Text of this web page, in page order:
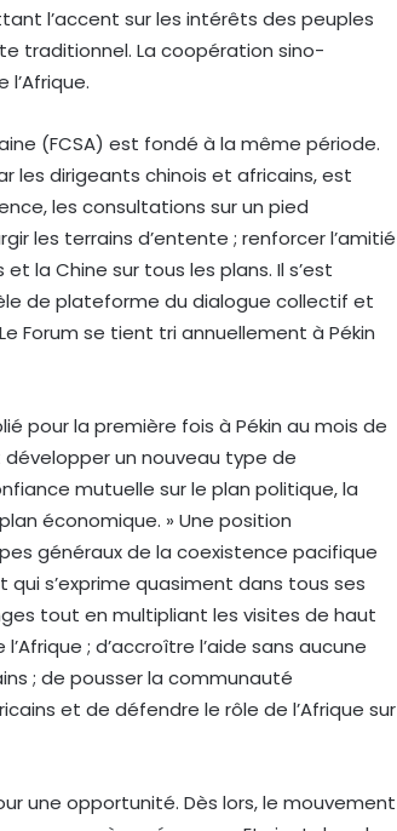
l’accent sur les intérêts des peuples
traditionnel. La coopération sino-
(FCSA) est fondé à la même période.
les dirigeants chinois et africains, est
les consultations sur un pied
les terrains d’entente ; renforcer l’amitié
la Chine sur tous les plans. Il s’est
de plateforme du dialogue collectif et
Forum se tient tri annuellement à Pékin
pour la première fois à Pékin au mois de
un nouveau type de
mutuelle sur le plan politique, la
économique. » Une position
généraux de la coexistence pacifique
s’exprime quasiment dans tous ses
tout en multipliant les visites de haut
; d’accroître l’aide sans aucune
; de pousser la communauté
et de défendre le rôle de l’Afrique sur
une opportunité. Dès lors, le mouvement